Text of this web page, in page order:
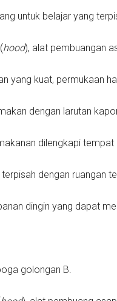
untuk belajar yang
hood), alat pembuangan
yang kuat, permukaan
dengan larutan
dilengkapi
dengan ruangan
dingin yang dapat
golongan B.